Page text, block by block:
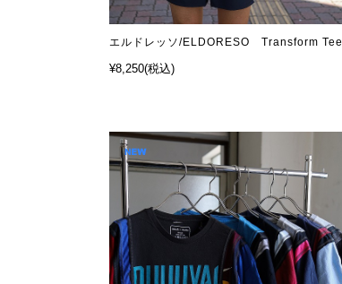
エルドレッソ/ELDORESO Transform Tee
¥8,250(税込)